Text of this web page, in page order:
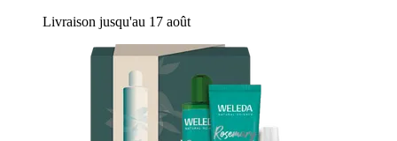
Livraison jusqu'au 17 août